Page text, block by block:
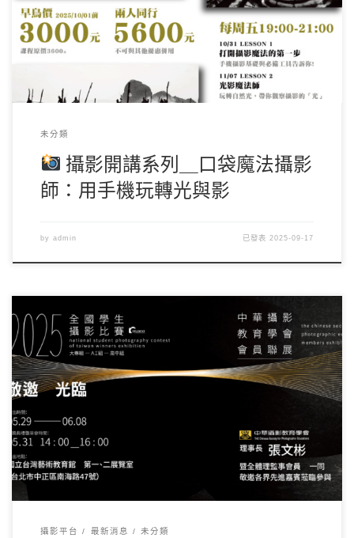
比單眼更有「靈魂」的照片嗎？ 每週五晚間兩小 […]
未分類
攝影開講系列＿口袋魔法攝影
師：用手機玩轉光與影
by admin 已發表 2025-09-17
經過評審們努力的評審過後，從近500件作品當中，評選出以
攝影平台 最新消息 未分類